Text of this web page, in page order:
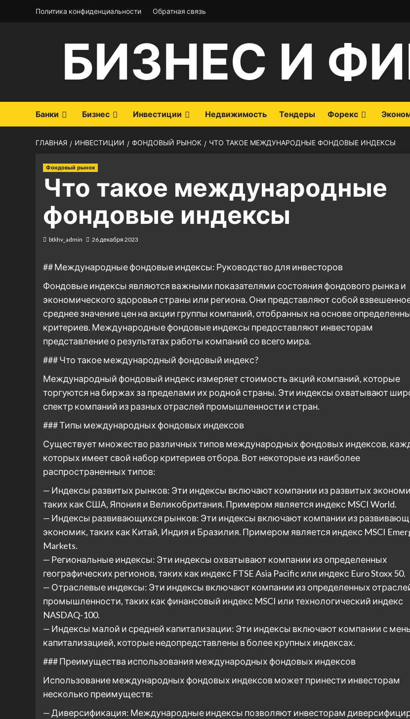
Политика конфиденциальности Обратная связь
БИЗНЕС И
Банки Бизнес Инвестиции Недвижимость Тендеры Форекс
ГЛАВНАЯ ИНВЕСТИЦИИ ФОНДОВЫЙ РЫНОК ЧТО ТАКОЕ МЕЖДУНАРОДНЫЕ ФОНДОВЫЕ ИНДЕКСЫ
Фондовый рынок
Что такое международные
фондовые индексы
btkhv_admin 26 декабря 2023
## Международные фондовые индексы: Руководство для инвесторов
Фондовые индексы являются важными показателями состояния фондового рынка и
экономического здоровья страны или региона. Они представляют собой
среднее значение цен на акции группы компаний, отобранных на основе
критериев. Международные фондовые индексы предоставляют инвесторам
представление о результатах работы компаний со всего мира.
### Что такое международный фондовый индекс?
Международный фондовый индекс измеряет стоимость акций компаний, которые
торгуются на биржах за пределами их родной страны. Эти индексы охватывают
спектр компаний из разных отраслей промышленности и стран.
### Типы международных фондовых индексов
Существует множество различных типов международных фондовых индексов,
которых имеет свой набор критериев отбора. Вот некоторые из наиболее
распространенных типов:
— Индексы развитых рынков: Эти индексы включают компании из развитых
таких как США, Япония и Великобритания. Примером является индекс MSCI World.
— Индексы развивающихся рынков: Эти индексы включают компании из
экономик, таких как Китай, Индия и Бразилия. Примером является индекс MSCI
Markets.
— Региональные индексы: Эти индексы охватывают компании из определенных
географических регионов, таких как индекс FTSE Asia Pacific или индекс Euro Stoxx 50.
— Отраслевые индексы: Эти индексы включают компании из определенных
промышленности, таких как финансовый индекс MSCI или технологический индекс
NASDAQ-100.
— Индексы малой и средней капитализации: Эти индексы включают компании с
капитализацией, которые недопредставлены в более крупных индексах.
### Преимущества использования международных фондовых индексов
Использование международных фондовых индексов может принести инвесторам
несколько преимуществ:
— Диверсификация: Международные индексы позволяют инвесторам